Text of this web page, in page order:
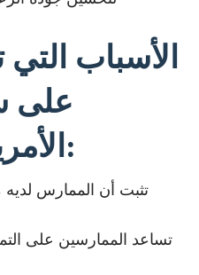
الأسباب
على
الأمريكي أمرًا مهمًا:
تثبت أن الممارس
تساعد الممارسين على